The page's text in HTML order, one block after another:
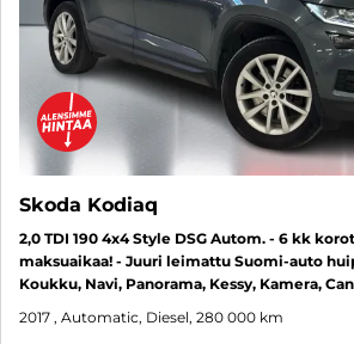
Skoda Kodiaq
2,0 TDI 190 4x4 Style DSG Autom. - 6 kk
maksuaikaa! - Juuri leimattu Suomi-auto
Koukku, Navi, Panorama, Kessy, Kamera,
2017 , Automatic, Diesel, 280 000 km